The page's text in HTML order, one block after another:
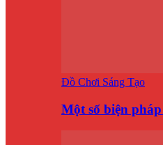
Đồ Chơi Sáng Tạo
Một số biện